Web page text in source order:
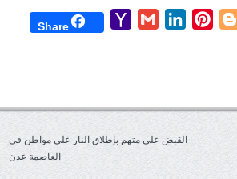
Blogger
Pinterest
LinkedIn
Gmail
Yahoo
Share
القبض على متهم بإطلاق النار على مواطن في
العاصمة عدن